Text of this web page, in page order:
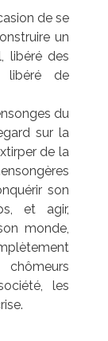
de se
un
libéré des
libéré de
du
sur la
de la
son
et agir,
monde,
les